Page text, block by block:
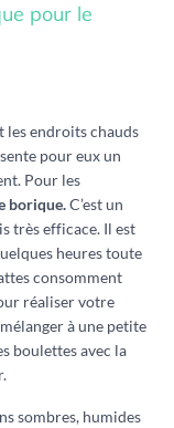
pour le
les endroits chauds
pour eux un
Pour les
borique.C’est un
très efficace. Il est
heures toute
consomment
réaliser votre
à une petite
boulettes avec la
sombres, humides